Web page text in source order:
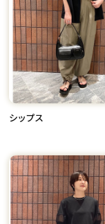
シップス